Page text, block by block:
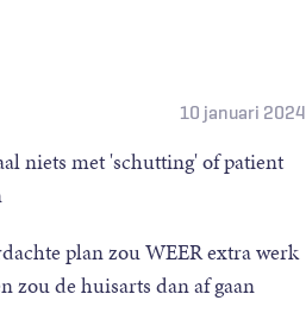
van Vught.
in Primary Care Plus: A
10 januari 2024
niets met 'schutting' of patient
plan zou WEER extra werk
zou de huisarts dan af gaan